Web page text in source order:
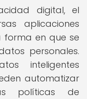
digital, el
aplicaciones
en que se
personales.
inteligentes
automatizar
políticas de